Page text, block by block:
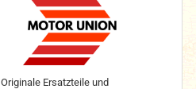
Originale Ersatzteile und